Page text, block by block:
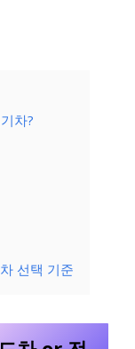
차?
선택 기준